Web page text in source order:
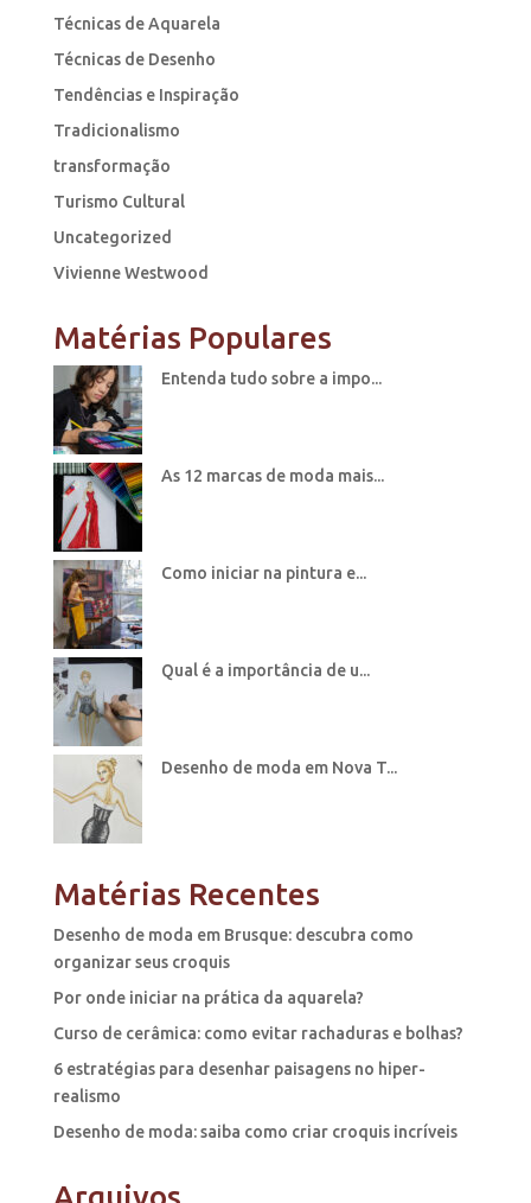
Técnicas de Aquarela
Técnicas de Desenho
Tendências e Inspiração
Tradicionalismo
transformação
Turismo Cultural
Uncategorized
Vivienne Westwood
Matérias Populares
Entenda tudo sobre a impo...
As 12 marcas de moda mais...
Como iniciar na pintura e...
Qual é a importância de u...
Desenho de moda em Nova T...
Matérias Recentes
Desenho de moda em Brusque: descubra como
organizar seus croquis
Por onde iniciar na prática da aquarela?
Curso de cerâmica: como evitar rachaduras e bolhas?
6 estratégias para desenhar paisagens no hiper-
realismo
Desenho de moda: saiba como criar croquis incríveis